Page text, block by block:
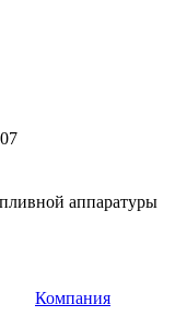
аппаратуры
Компания